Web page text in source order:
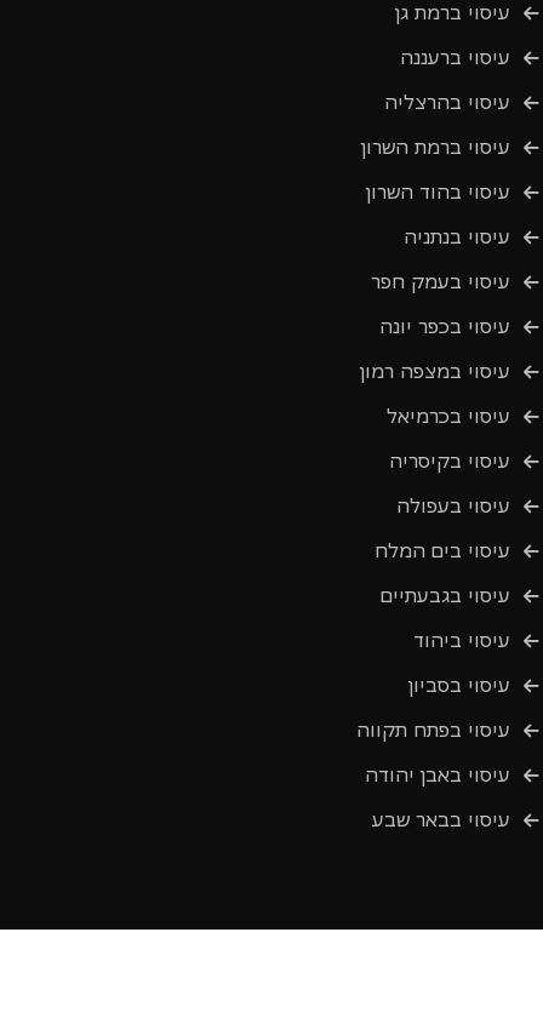
עיסוי ברמת גן
עיסוי ברעננה
עיסוי בהרצליה
עיסוי ברמת השרון
עיסוי בהוד השרון
עיסוי בנתניה
עיסוי בעמק חפר
עיסוי בכפר יונה
עיסוי במצפה רמון
עיסוי בכרמיאל
עיסוי בקיסריה
עיסוי בעפולה
עיסוי בים המלח
עיסוי בגבעתיים
עיסוי ביהוד
עיסוי בסביון
עיסוי בפתח תקווה
עיסוי באבן יהודה
עיסוי בבאר שבע